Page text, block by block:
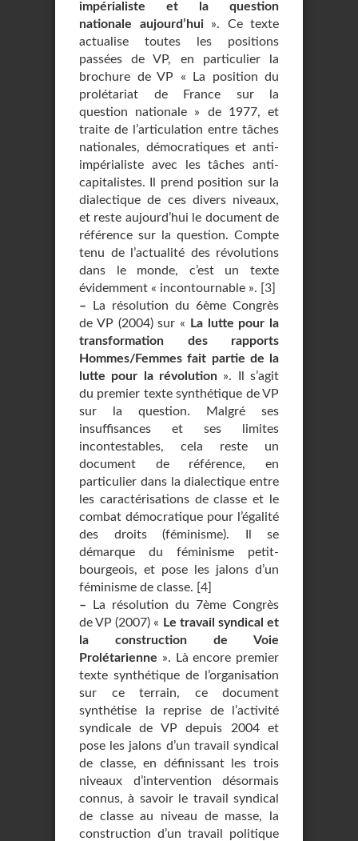
impérialiste et la question
nationale aujourd’hui». Ce texte
actualise toutes les positions
passées de VP, en particulier la
brochure de VP « La position du
prolétariat de France sur la
question nationale » de 1977, et
traite de l’articulation entre tâches
nationales, démocratiques et anti-
impérialiste avec les tâches anti-
capitalistes. Il prend position sur la
dialectique de ces divers niveaux,
et reste aujourd’hui le document de
référence sur la question. Compte
tenu de l’actualité des révolutions
dans le monde, c’est un texte
évidemment « incontournable ». [3]
– La résolution du 6ème Congrès
de VP (2004) sur «
La lutte pour la
transformation des rapports
Hommes/Femmes fait partie de la
lutte pour la révolution ». Il s’agit
du premier texte synthétique de VP
sur la question. Malgré ses
insuffisances et ses limites
incontestables, cela reste un
document de référence, en
particulier dans la dialectique entre
les caractérisations de classe et le
combat démocratique pour l’égalité
des droits (féminisme). Il se
démarque du féminisme petit-
bourgeois, et pose les jalons d’un
féminisme de classe. [4]
– La résolution du 7ème Congrès
de VP (2007) « Le travail syndical et
la construction de Voie
Prolétarienne ». Là encore premier
texte synthétique de l’organisation
sur ce terrain, ce document
synthétise la reprise de l’activité
syndicale de VP depuis 2004 et
pose les jalons d’un travail syndical
de classe, en définissant les trois
niveaux d’intervention désormais
connus, à savoir le travail syndical
de classe au niveau de masse, la
construction d’un travail politique